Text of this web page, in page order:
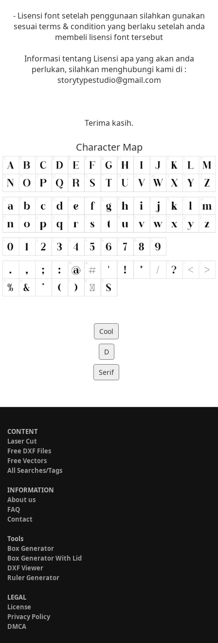
- Lisensi font setelah penggunaan silahkan gunakan
sesuai terms & condition yang berlaku setelah anda
membeli lisensi font tersebut
Informasi tentang Lisensi apa yang akan anda
perlukan, silahkan menghubungi kami di :
storytypestudio@gmail.com
Terima kasih.
Character Map
Cool
D
Serif
CONTENT
Laser Cut
Free DXF Files
Free Vectors
All Searches/Tags
INFORMATION
About us
FAQ
Contact
Tools
Box Generator
Box Generator With Lid
DXF Viewer
Ruler Generator
LEGAL
License
Privacy Policy
DMCA